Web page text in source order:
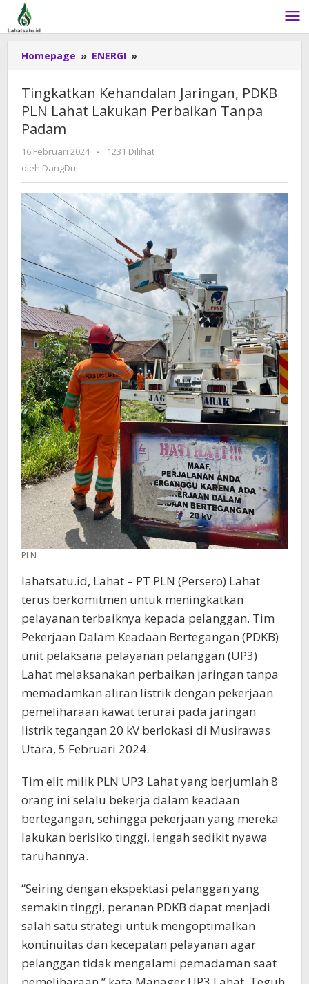
Lewati
konten
Homepage » ENERGI »
Kehandalan
Jaringan,
PDKB
PLN
Perbaikan
Padam
Tingkatkan Kehandalan Jaringan, PDKB
PLN Lahat Lakukan Perbaikan Tanpa
Padam
16 Februari 2024
oleh
-
1231 Dilihat
oleh DangDut
PLN
lahatsatu.id, Lahat – PT PLN (Persero) Lahat
terus berkomitmen untuk meningkatkan
pelayanan terbaiknya kepada pelanggan. Tim
Pekerjaan Dalam Keadaan Bertegangan (PDKB)
unit pelaksana pelayanan pelanggan (UP3)
Lahat melaksanakan perbaikan jaringan tanpa
memadamkan aliran listrik dengan pekerjaan
pemeliharaan kawat terurai pada jaringan
listrik tegangan 20 kV berlokasi di Musirawas
Utara, 5 Februari 2024.
Tim elit milik PLN UP3 Lahat yang berjumlah 8
orang ini selalu bekerja dalam keadaan
bertegangan, sehingga pekerjaan yang mereka
lakukan berisiko tinggi, lengah sedikit nyawa
taruhannya.
“Seiring dengan ekspektasi pelanggan yang
semakin tinggi, peranan PDKB dapat menjadi
salah satu strategi untuk mengoptimalkan
kontinuitas dan kecepatan pelayanan agar
pelanggan tidak mengalami pemadaman saat